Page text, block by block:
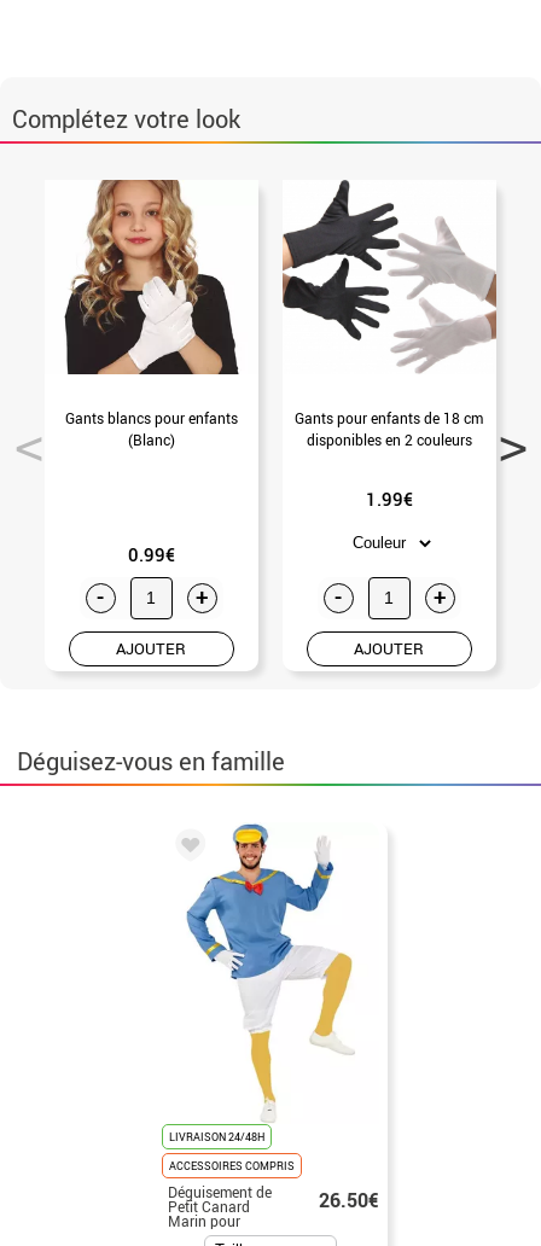
Complétez votre look
Gants blancs pour enfants
(Blanc)
0.99€
- +
AJOUTER
Gants pour enfants de 18 cm
disponibles en 2 couleurs
1.99€
- +
AJOUTER
Déguisez-vous en famille
LIVRAISON 24/48H
ACCESSOIRES COMPRIS
Déguisement de
Petit Canard
Marin pour
homme
26.50€